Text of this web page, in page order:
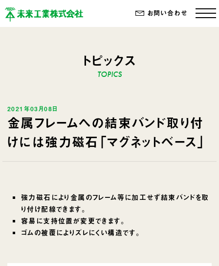
お問い合わせ
トピックス
2021年03月08日
金属フレームへの結束バンド取り付
けには強力磁石「マグネットベース」
強力磁石により金属のフレーム等に加工せず結束バンドを取
り付け配線できます。
容易に支持位置が変更できます。
ゴムの被覆によりズレにくい構造です。